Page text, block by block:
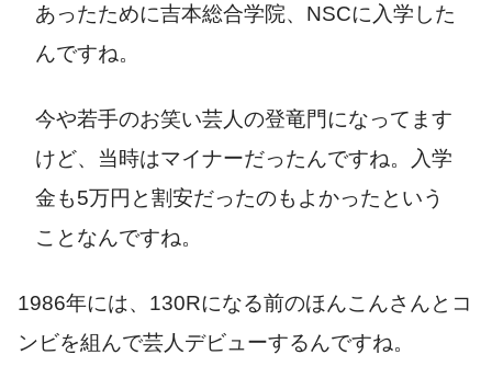
あったために吉本総合学院、 NSCに入学した
んですね。
今や若手のお笑い芸人の登竜門になってます
けど、当時はマイナーだったんですね。入学
金も5万円と割安だったのもよかったという
ことなんですね。
1986年には、 130Rになる前のほんこんさんとコ
ンビを組んで芸人デビューするんですね。